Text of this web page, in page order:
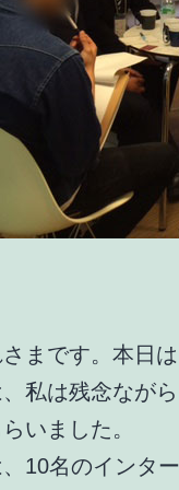
まです。本日
私は残念なが
いました。
10名のインタ